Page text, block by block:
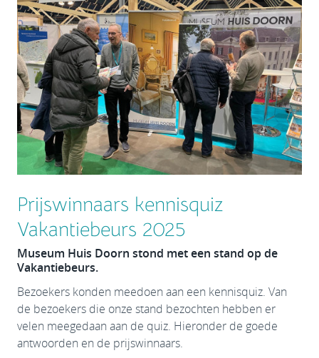
Prijswinnaars kennisquiz
Vakantiebeurs 2025
Museum Huis Doorn stond met een stand op de
Vakantiebeurs.
Bezoekers konden meedoen aan een kennisquiz. Van
de bezoekers die onze stand bezochten hebben er
velen meegedaan aan de quiz. Hieronder de goede
antwoorden en de prijswinnaars.